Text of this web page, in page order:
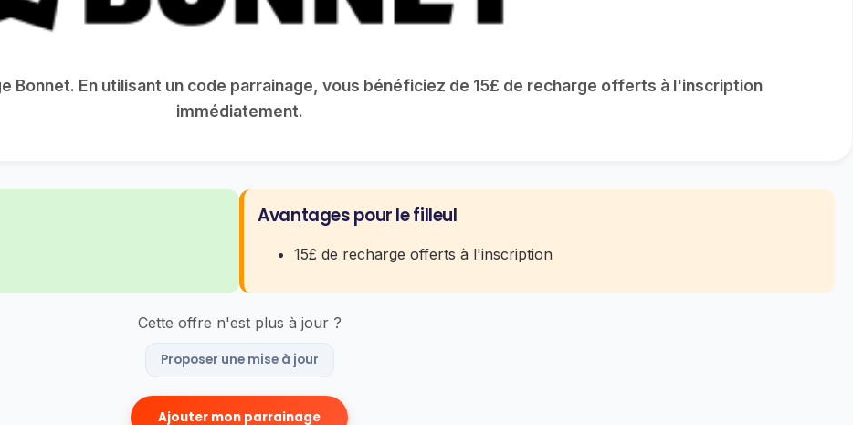
Bonnet. En utilisant un code parrainage, vous bénéficiez de 15£ de recharge offerts à l'inscription
immédiatement.
Avantages pour le filleul
15£ de recharge offerts à l'inscription
Cette offre n'est plus à jour ?
Proposer une mise à jour
Ajouter mon parrainage